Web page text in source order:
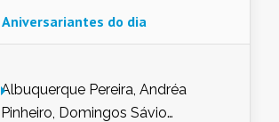
Aniversariantes do dia
Albuquerque Pereira, Andréa
Pinheiro, Domingos Sávio